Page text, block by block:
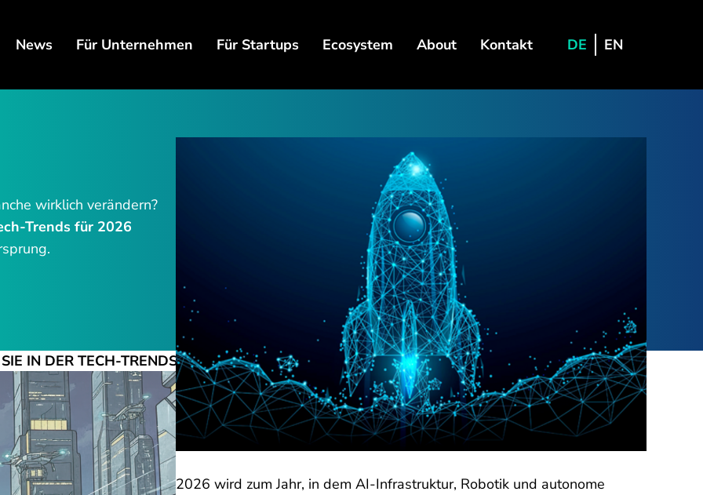
News Für Unternehmen Für Startups Ecosystem About Kontakt DE EN
wirklich verändern?
Trends für 2026
IN DER TECH-TRENDS PREDICTION 2026 ERWARTET
2026 wird zum Jahr, in dem AI-Infrastruktur, Robotik und autonome